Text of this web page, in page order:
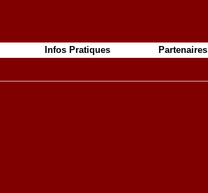
Infos Pratiques Partenaires